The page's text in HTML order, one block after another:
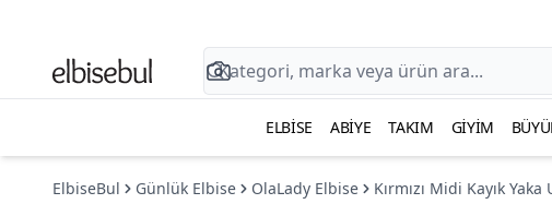
ELBISE ABIYE TAKIM GIYIM
ElbiseBul Günlük Elbise OlaLady Elbise
Kırmızı Midi Kayık